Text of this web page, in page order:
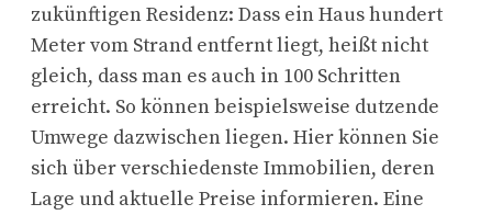
zukünftigen Residenz: Dass ein Haus hundert
Meter vom Strand entfernt liegt, heißt nicht
gleich, dass man es auch in 100 Schritten
erreicht. So können beispielsweise dutzende
Umwege dazwischen liegen. Hier können Sie
sich über verschiedenste Immobilien, deren
Lage und aktuelle Preise informieren. Eine